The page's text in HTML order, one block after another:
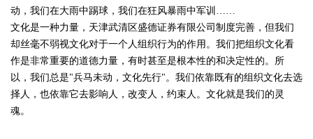
动，我们在大雨中踢球，我们在狂风暴雨中军训……
文化是一种力量，天津武清区盛德证券有限公司制度完善，但我们
却丝毫不弱视文化对于一个人组织行为的作用。我们把组织文化看
作是非常重要的道德力量，有时甚至是根本性的和决定性的。所
以，我们总是"兵马未动，文化先行"。我们依靠既有的组织文化去选
择人，也依靠它去影响人，改变人，约束人。文化就是我们的灵
魂。